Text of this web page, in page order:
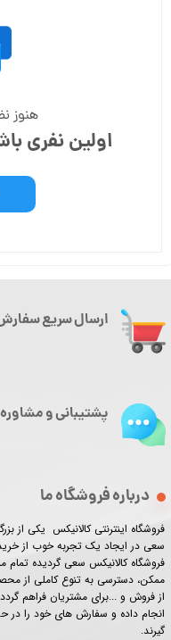
هنوز
اولین نفری
ارسال سریع
درباره فروشگاه ما
فروشگاه اینترنتی کالانیکس یکی از
سعی در ایجاد یک تجربه خوب از خرید
فروشگاه کالانیکس سعی گردیده
ممکن، دسترسی به تنوع کاملی از
از فروش و ...برای مشتریان فراهم
انجام داده و سفارش های خود را در
گیرند.​​​​​​​
پشتیبانی و مشاوره